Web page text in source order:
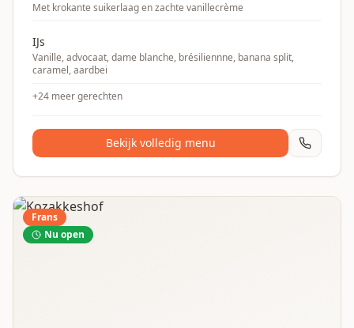
Met krokante suikerlaag en zachte vanillecrème
IJs
Vanille, advocaat, dame blanche, brésiliennne, banana split,
caramel, aardbei
+24 meer gerechten
Bekijk volledig menu
Frans
Nu open